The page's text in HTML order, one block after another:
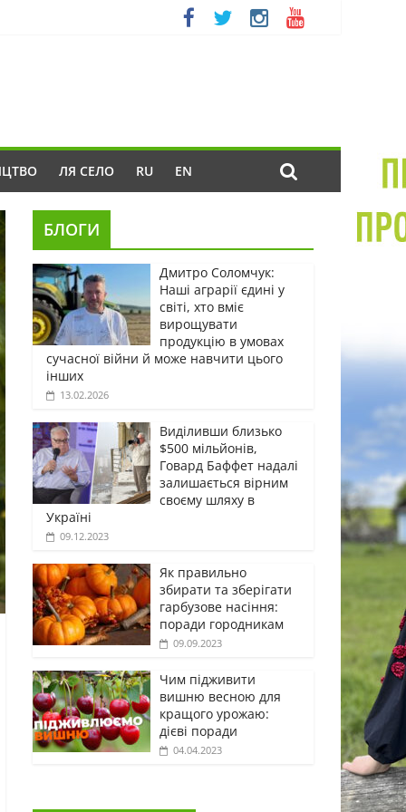
ЛЯ СЕЛО RU EN
БЛОГИ
Дмитро Соломчук:
Наші аграрії єдині у
світі, хто вміє
вирощувати
продукцію в умовах
сучасної війни й може навчити цього
інших
13.02.2026
Виділивши близько
$500 мільйонів,
Говард Баффет надалі
залишається вірним
своєму шляху в
Україні
09.12.2023
Як правильно
збирати та зберігати
гарбузове насіння:
поради городникам
09.09.2023
Чим підживити
вишню весною для
кращого урожаю:
дієві поради
04.04.2023